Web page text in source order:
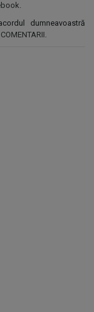
.
dumneavoastră
.